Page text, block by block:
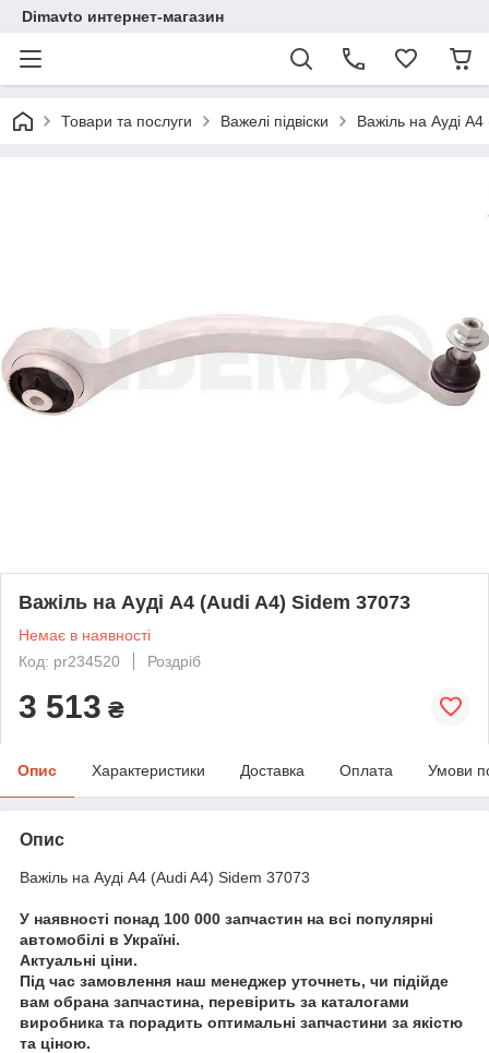
Dimavto интернет-магазин
Товари та послуги Важелі підвіски Важіль на Ауді
Важіль на Ауді A4 (Audi A4) Sidem 37073
Немає в наявності
Код: pr234520
Роздріб
3 513 ₴
Опис Характеристики Доставка Оплата Умови
Опис
Важіль на Ауді A4 (Audi A4) Sidem 37073
У наявності понад 100 000 запчастин на всі популярні
автомобілі в Україні.
Актуальні ціни.
Під час замовлення наш менеджер уточнеть, чи підійде
вам обрана запчастина, перевірить за каталогами
виробника та порадить оптимальні запчастини за якістю
та ціною.